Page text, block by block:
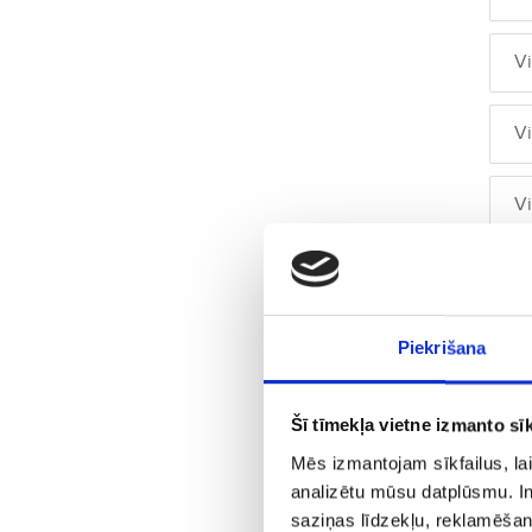
Piekrišana
Šī tīmekļa vietne izmanto
Mēs izmantojam sīkfailus,
analizētu mūsu datplūsmu.
saziņas līdzekļu,